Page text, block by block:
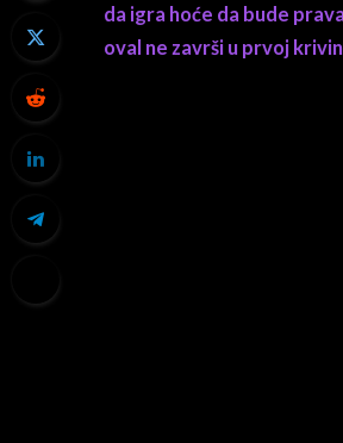
da igra hoće da bude
oval ne završi u prvoj